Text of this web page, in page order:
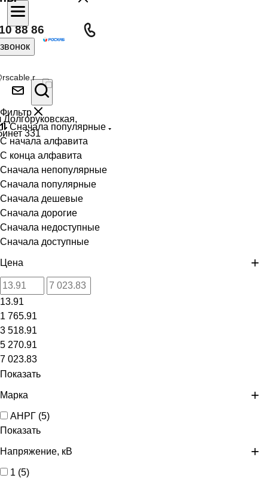
88 86
331
Фильтр
Сначала популярные
С начала алфавита
С конца алфавита
Сначала непопулярные
Сначала популярные
Сначала дешевые
Сначала дорогие
Сначала недоступные
Сначала доступные
Цена
13.91
1 765.91
3 518.91
5 270.91
7 023.83
Показать
Марка
АНРГ (5)
Показать
Напряжение, кВ
1 (5)